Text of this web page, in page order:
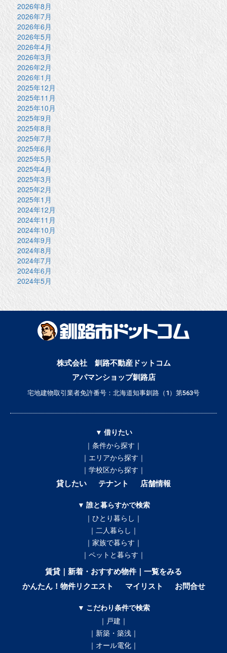
2026年8月
2026年7月
2026年6月
2026年5月
2026年4月
2026年3月
2026年2月
2026年1月
2025年12月
2025年11月
2025年10月
2025年9月
2025年8月
2025年7月
2025年6月
2025年5月
2025年4月
2025年3月
2025年2月
2025年1月
2024年12月
2024年11月
2024年10月
2024年9月
2024年8月
2024年7月
2024年6月
2024年5月
株式会社 釧路不動産ドットコム
アパマンショップ釧路店
宅地建物取引業者免許番号：北海道知事釧路（1）第563号
▼ 借りたい
｜条件から探す｜
｜エリアから探す｜
｜学校区から探す｜
貸したい テナント 店舗情報
▼ 誰と暮らすかで検索
｜ひとり暮らし｜
｜二人暮らし｜
｜家族で暮らす｜
｜ペットと暮らす｜
賃貸｜新着・おすすめ物件｜一覧をみる
かんたん！物件リクエスト
マイリスト お問合せ
▼ こだわり条件で検索
｜戸建｜
｜新築・築浅｜
｜オール電化｜